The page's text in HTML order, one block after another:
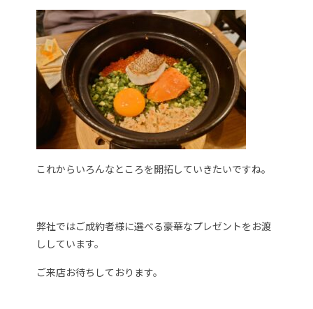
これからいろんなところを開拓していきたいですね。
弊社ではご成約者様に選べる豪華なプレゼントをお渡
ししています。
ご来店お待ちしております。